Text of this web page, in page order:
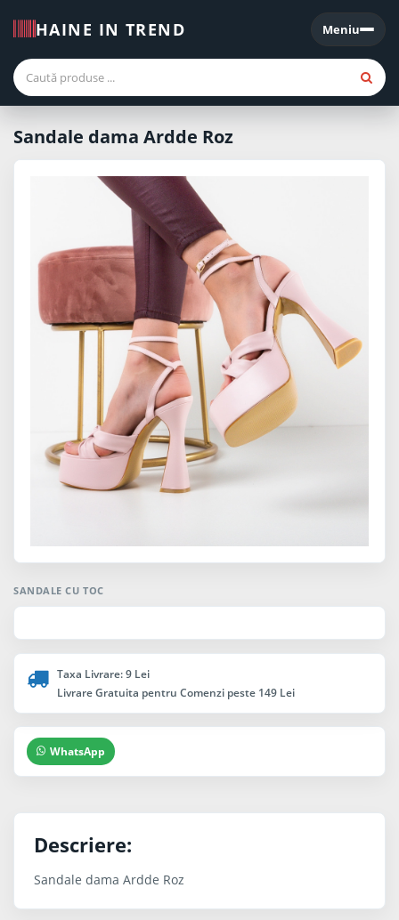
HAINE IN TREND Meniu
Meniu
Sandale dama Ardde Roz
SANDALE CU TOC
Taxa Livrare: 9 Lei
Livrare Gratuita pentru Comenzi peste 149 Lei
WhatsApp
Descriere:
Sandale dama Ardde Roz